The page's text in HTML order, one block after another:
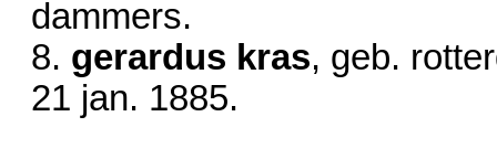
dammers.
8. gerardus kras, geb.
21 jan. 1885.